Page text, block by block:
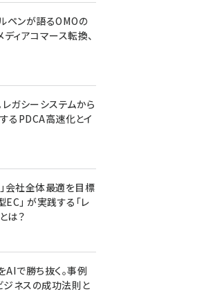
ペンが語るOMOの
ィアコマース転換、
ガシーシステムから
るPDCA高速化とイ
」会社全体最適を目標
EC」 が実践する「レ
は？
AIで勝ち抜く。事例
ジネスの成功法則と